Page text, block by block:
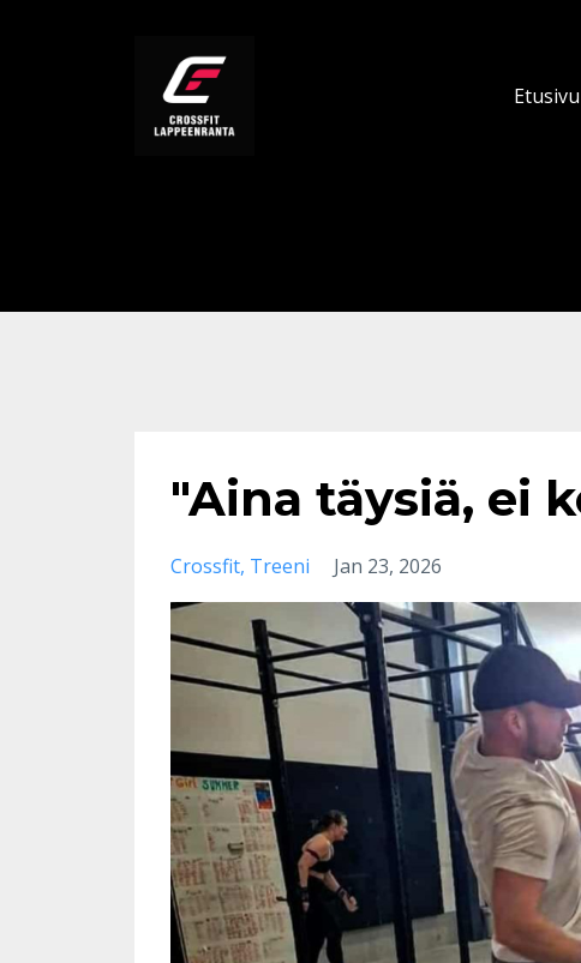
Etusivu
"Aina täysiä, ei
Crossfit Treeni Jan 23, 2026